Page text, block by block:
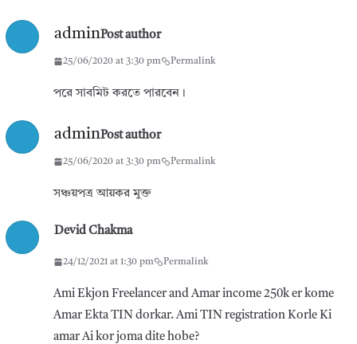
adminPost author
25/06/2020 at 3:30 pm Permalink
পরে সাবমিট করতে পারবেন।
adminPost author
25/06/2020 at 3:30 pm Permalink
সঞ্চয়পত্র আয়কর মুক্ত
Devid Chakma
24/12/2021 at 1:30 pm Permalink
Ami Ekjon Freelancer and Amar income 250k er kome
Amar Ekta TIN dorkar. Ami TIN registration Korle Ki
amar Ai kor joma dite hobe?